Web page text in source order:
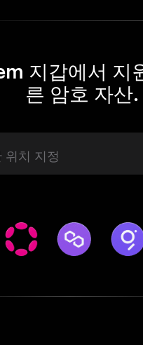
지갑에서 지
른 암호 자산.